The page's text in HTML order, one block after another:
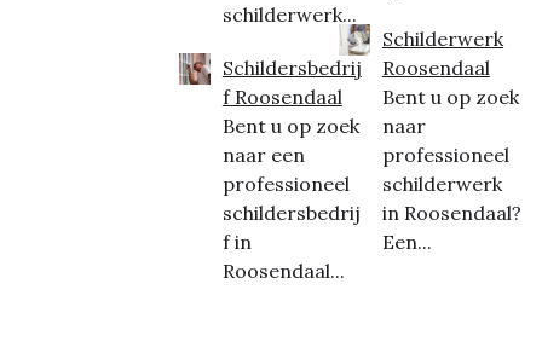
schilderwerk...
Schildersbedrij
f Roosendaal
Bent u op zoek
naar een
professioneel
schildersbedrij
f in
Roosendaal...
Schilderwerk
Roosendaal
Bent u op zoek
naar
professioneel
schilderwerk
in Roosendaal?
Een...